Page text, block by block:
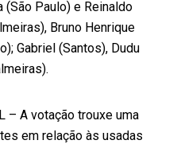
(São Paulo) e Reinaldo
Bruno Henrique
Gabriel (Santos), Dudu
– A votação trouxe uma
em relação às usadas